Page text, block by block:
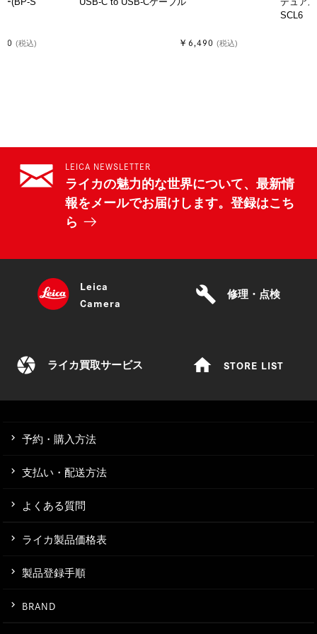
(税込) ￥6,490 (税込)
SCL6
LEICA NEWSLETTER
ライカの魅力的な世界について、最新情
報をメールでお届けします。登録はこち
ら
Leica
Camera
build 修理・点検
camera ライカ買取サービス home STORE LIST
予約・購入方法
支払い・配送方法
よくある質問
ライカ製品価格表
製品登録手順
BRAND